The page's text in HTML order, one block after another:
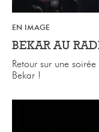
EN IMAGE
BEKAR AU
Retour sur une
Bekar !